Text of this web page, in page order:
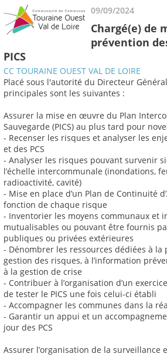
09/09/2024
Chargé(e) de
prévention
PICS
CC TOURAINE OUEST VAL DE LOIRE
Placé sous l'autorité du Directeur
principales sont les suivantes :
Assurer la mise en œuvre du Plan
Sauvegarde (PICS) au plus tard pour
- Recenser les risques et analyser les
et des PCS
- Analyser les risques pouvant survenir
l’échelle intercommunale (inondations,
radioactivité, cavité)
- Mise en place d’un Plan de Continuité
fonction de chaque risque
- Inventorier les moyens communaux et
mutualisables ou pouvant être fournis
publiques ou privées extérieures
- Dénombrer les ressources dédiées à la
gestion des risques, à l’information
à la gestion de crise
- Contribuer à l’organisation d’un
de tester le PICS une fois celui-ci établi
- Accompagner les communes dans la
- Garantir un appui et un
jour des PCS
Assurer l’organisation de la surveillance